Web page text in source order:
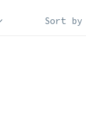
Sort by